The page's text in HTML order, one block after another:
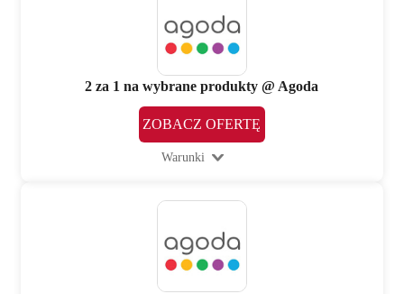
2 za 1 na wybrane produkty @ Agoda
ZOBACZ OFERTĘ
Warunki